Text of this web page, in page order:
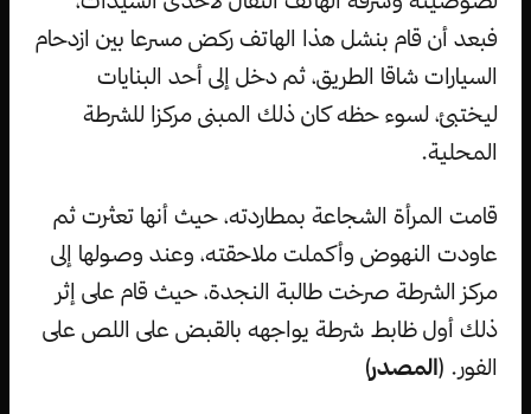
فبعد أن قام بنشل هذا الهاتف ركض مسرعا بين ازدحام
السيارات شاقا الطريق، ثم دخل إلى أحد البنايات
ليختبئ، لسوء حظه كان ذلك المبنى مركزا للشرطة
المحلية.
قامت المرأة الشجاعة بمطاردته، حيث أنها تعثرت ثم
عاودت النهوض وأكملت ملاحقته، وعند وصولها إلى
مركز الشرطة صرخت طالبة النجدة، حيث قام على إثر
ذلك أول ظابط شرطة يواجهه بالقبض على اللص على
الفور. (المصدر)